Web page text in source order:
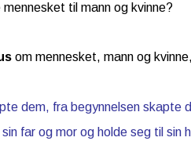
til mann og kvinne?
om mennesket, mann og
dem, fra begynnelsen skapte
far og mor og holde seg til sin